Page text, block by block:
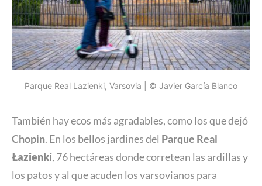
Parque Real Lazienki, Varsovia | © Javier García Blanco
También hay ecos más agradables, como los que dejó
Chopin. En los bellos jardines del Parque Real
Łazienki, 76 hectáreas donde corretean las ardillas y
los patos y al que acuden los varsovianos para